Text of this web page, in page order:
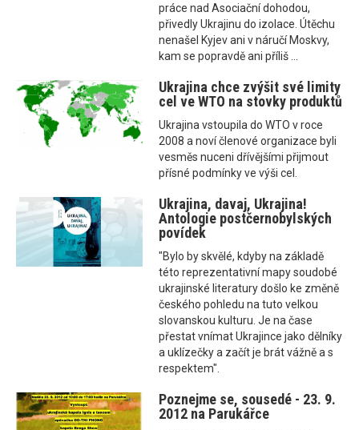
práce nad Asociační dohodou,
přivedly Ukrajinu do izolace. Útěchu
nenašel Kyjev ani v náručí Moskvy,
kam se popravdě ani příliš ...
Ukrajina chce zvýšit své limity
cel ve WTO na stovky produktů
Ukrajina vstoupila do WTO v roce
2008 a noví členové organizace byli
vesměs nuceni dřívějšími přijmout
přísné podmínky ve výši cel.
Ukrajina, davaj, Ukrajina!
Antologie postčernobylských
povídek
"Bylo by skvělé, kdyby na základě
této reprezentativní mapy soudobé
ukrajinské literatury došlo ke změně
českého pohledu na tuto velkou
slovanskou kulturu. Je na čase
přestat vnímat Ukrajince jako dělníky
a uklízečky a začít je brát vážně a s
respektem".
Poznejme se, sousedé - 23. 9.
2012 na Parukářce